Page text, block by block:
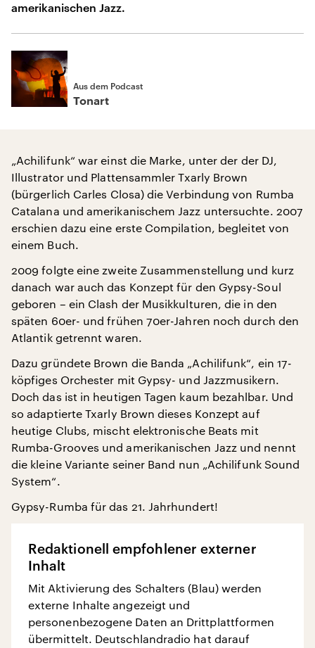
amerikanischen Jazz.
Aus dem Podcast
Tonart
„Achilifunk“ war einst die Marke, unter der der DJ,
Illustrator und Plattensammler Txarly Brown
(bürgerlich Carles Closa) die Verbindung von Rumba
Catalana und amerikanischem Jazz untersuchte. 2007
erschien dazu eine erste Compilation, begleitet von
einem Buch.
2009 folgte eine zweite Zusammenstellung und kurz
danach war auch das Konzept für den Gypsy-Soul
geboren – ein Clash der Musikkulturen, die in den
späten 60er- und frühen 70er-Jahren noch durch den
Atlantik getrennt waren.
Dazu gründete Brown die Banda „Achilifunk“, ein 17-
köpfiges Orchester mit Gypsy- und Jazzmusikern.
Doch das ist in heutigen Tagen kaum bezahlbar. Und
so adaptierte Txarly Brown dieses Konzept auf
heutige Clubs, mischt elektronische Beats mit
Rumba-Grooves und amerikanischen Jazz und nennt
die kleine Variante seiner Band nun „Achilifunk Sound
System“.
Gypsy-Rumba für das 21. Jahrhundert!
Redaktionell empfohlener externer
Inhalt
Mit Aktivierung des Schalters (Blau) werden
externe Inhalte angezeigt und
personenbezogene Daten an Drittplattformen
übermittelt. Deutschlandradio hat darauf